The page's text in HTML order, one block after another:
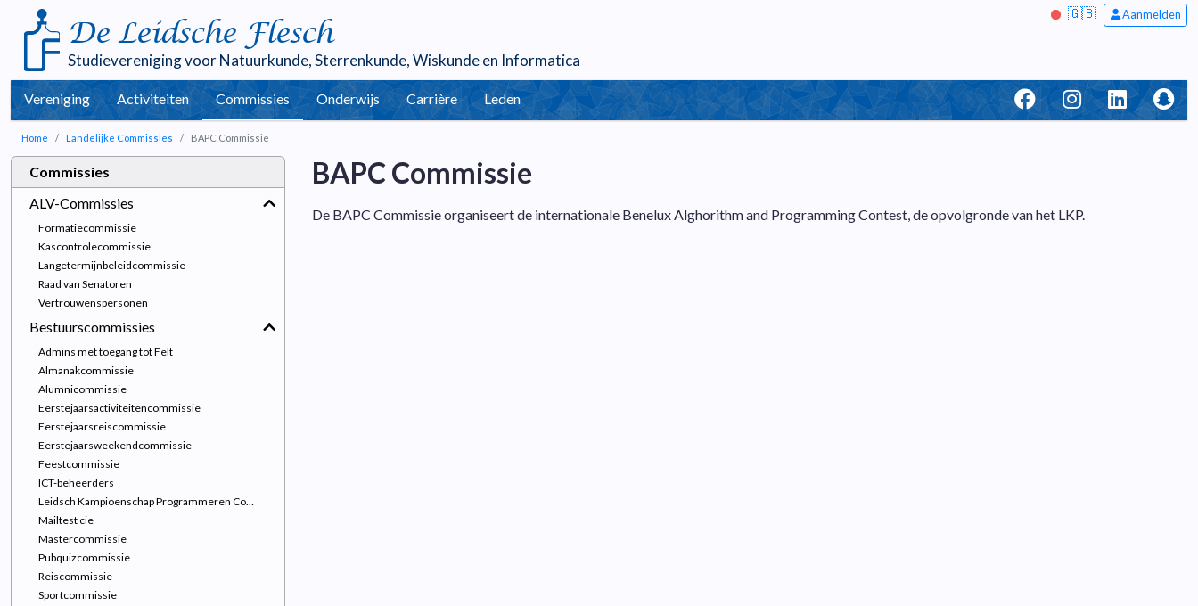
🇬🇧 Aanmelden
De Leidsche Flesch
Studievereniging voorNatuurkunde,Sterrenkunde,Wiskundeen Informatica
Vereniging Activiteiten Commissies Onderwijs Carrière Leden
Home Landelijke Commissies BAPC Commissie
Commissies
ALV-Commissies
Formatiecommissie
Kascontrolecommissie
Langetermijnbeleidcommissie
Raad van Senatoren
Vertrouwenspersonen
Bestuurscommissies
Admins met toegang tot Felt
Almanakcommissie
Alumnicommissie
Eerstejaarsactiviteitencommissie
Eerstejaarsreiscommissie
Eerstejaarsweekendcommissie
Feestcommissie
ICT-beheerders
Leidsch Kampioenschap Programmeren Commissie
Mailtest cie
Mastercommissie
Pubquizcommissie
Reiscommissie
Sportcommissie
BAPC Commissie
De BAPC Commissie organiseert de internationale Benelux Alghorithm and Programming Contest, de opvolgronde van het LKP.